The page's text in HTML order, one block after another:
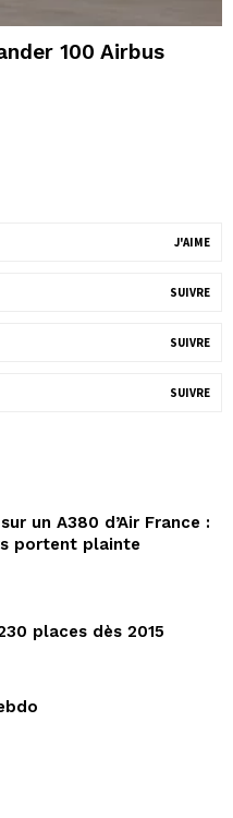
100 Airbus
J'AIME
SUIVRE
SUIVRE
SUIVRE
un A380 d’Air France :
portent plainte
places dès 2015